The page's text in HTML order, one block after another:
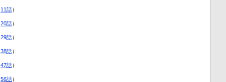
11話）
20話）
29話）
38話）
47話）
56話）